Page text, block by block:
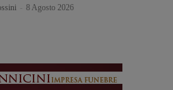
8 Agosto 2026